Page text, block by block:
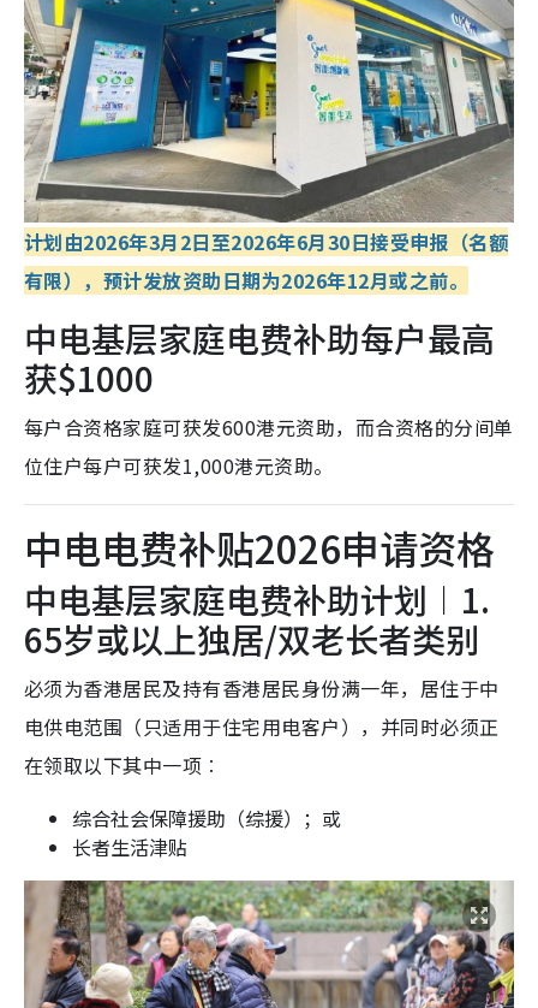
计划由2026年3月2日至2026年6月30日接受申报（名额
有限），预计发放资助日期为2026年12月或之前。
中电基层家庭电费补助每户最高
获$1000
每户合资格家庭可获发600港元资助，而合资格的分间单
位住户每户可获发1,000港元资助。
中电电费补贴2026申请资格
中电基层家庭电费补助计划︱1.
65岁或以上独居/双老长者类别
必须为香港居民及持有香港居民身份满一年，居住于中
电供电范围（只适用于住宅用电客户），并同时必须正
在领取以下其中一项︰
综合社会保障援助（综援）；或
长者生活津贴